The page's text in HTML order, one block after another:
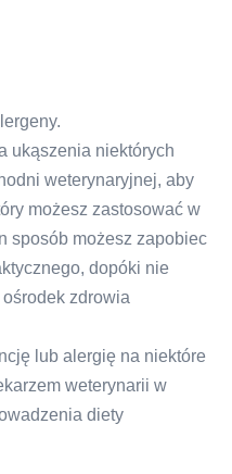
ukąszenia niektórych
weterynaryjnej, aby
możesz zastosować w
sposób możesz zapobiec
dopóki nie
ośrodek zdrowia
lub alergię na niektóre
weterynarii w
diety